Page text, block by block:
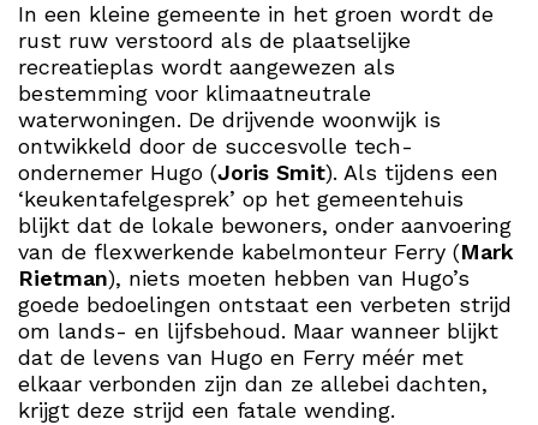
In een kleine gemeente in het groen wordt de
rust ruw verstoord als de plaatselijke
recreatieplas wordt aangewezen als
bestemming voor klimaatneutrale
waterwoningen. De drijvende woonwijk is
ontwikkeld door de succesvolle tech-
ondernemer Hugo (Joris Smit). Als tijdens een
‘keukentafelgesprek’ op het gemeentehuis
blijkt dat de lokale bewoners, onder aanvoering
van de flexwerkende kabelmonteur Ferry (Mark
Rietman), niets moeten hebben van Hugo’s
goede bedoelingen ontstaat een verbeten strijd
om lands- en lijfsbehoud. Maar wanneer blijkt
dat de levens van Hugo en Ferry méér met
elkaar verbonden zijn dan ze allebei dachten,
krijgt deze strijd een fatale wending.